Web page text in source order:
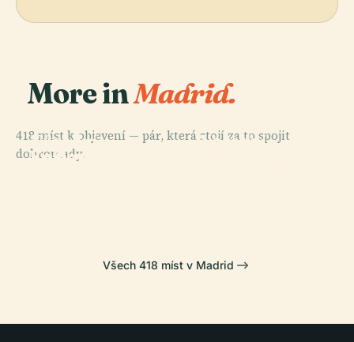
More inMadrid.
418 míst k objevení — pár, která stojí za to spojit
dohromady.
Národní
Knihovna
Národní
PLACE
Královský
Všech 418 míst v Madrid